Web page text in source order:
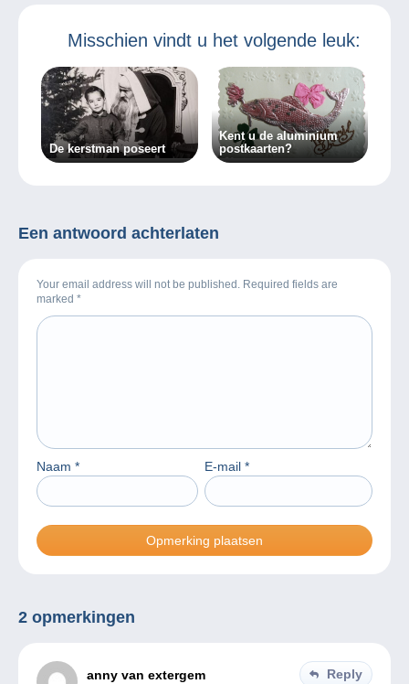
Misschien vindt u het volgende leuk:
De kerstman poseert
Kent u de aluminium
postkaarten?
Een antwoord achterlaten
Your email address will not be published. Required fields are
marked *
Naam * E-mail *
2 opmerkingen
anny van extergem Reply